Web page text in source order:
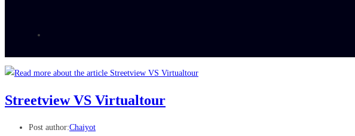
Streetview VS Virtualtour
Post author:Chaiyot